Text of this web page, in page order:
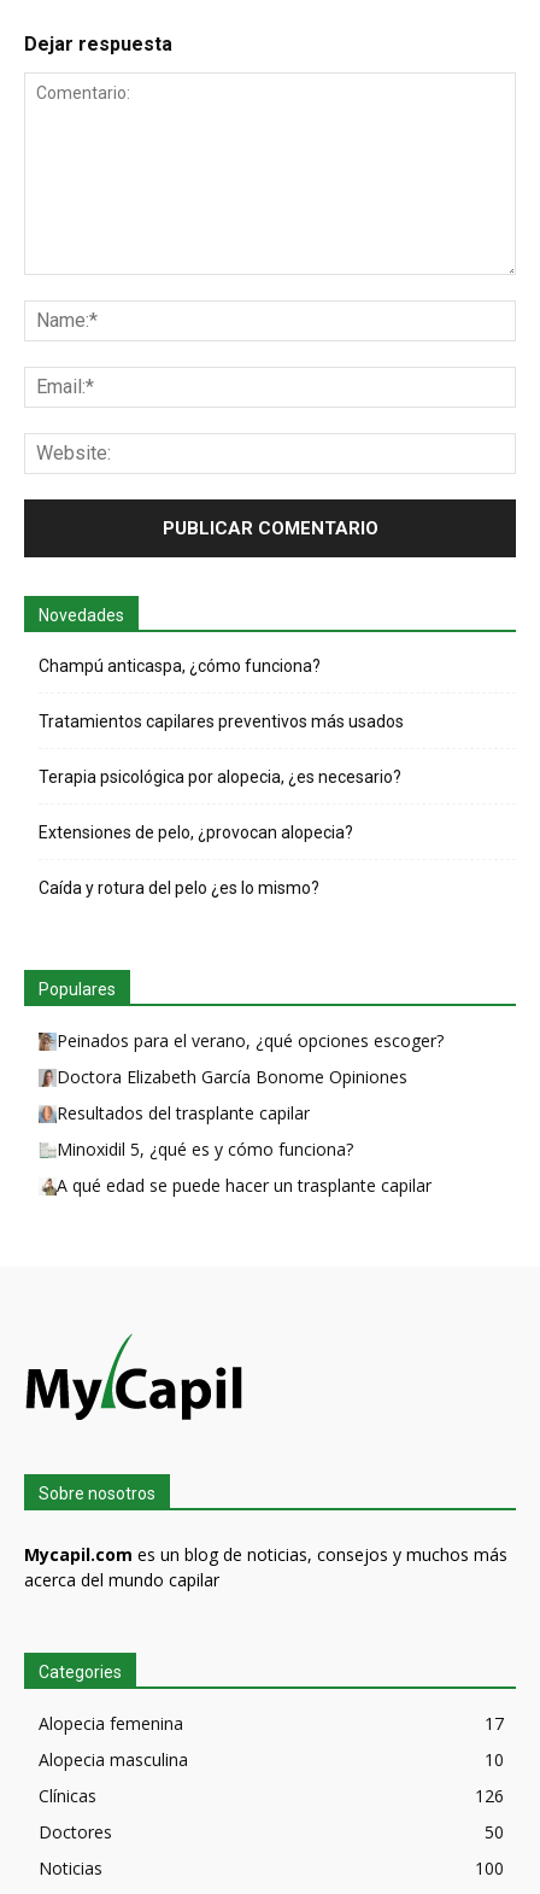
Dejar respuesta
Novedades
Champú anticaspa, ¿cómo funciona?
Tratamientos capilares preventivos más usados
Terapia psicológica por alopecia, ¿es necesario?
Extensiones de pelo, ¿provocan alopecia?
Caída y rotura del pelo ¿es lo mismo?
Populares
Peinados para el verano, ¿qué opciones escoger?
Doctora Elizabeth García Bonome Opiniones
Resultados del trasplante capilar
Minoxidil 5, ¿qué es y cómo funciona?
A qué edad se puede hacer un trasplante capilar
Sobre nosotros
Mycapil.com es un blog de noticias, consejos y muchos más
acerca del mundo capilar
Categories
Alopecia femenina
17
Alopecia masculina
10
Clínicas
126
Doctores
50
Noticias
100